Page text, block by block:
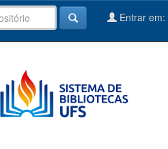
Entrar em: